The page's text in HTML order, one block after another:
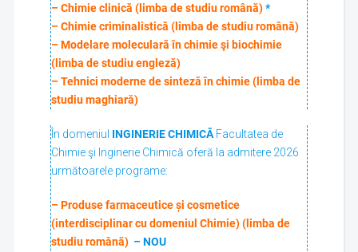
– Chimie clinică (limba de studiu română)*
– Chimie criminalistică (limba de studiu română)
– Modelare moleculară în chimie şi biochimie
(limba de studiu engleză)
– Tehnici moderne de sinteză în chimie (limba de
studiu maghiară)
În domeniul INGINERIE CHIMICĂFacultatea de
Chimie şi Inginerie Chimică oferă la admitere 2026
următoarele programe:
– Produse farmaceutice și cosmetice
(interdisciplinar cu domeniul Chimie) (limba de
studiu română) – NOU